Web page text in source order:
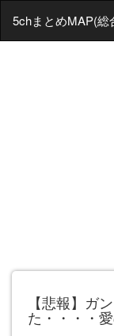
5chまとめMAP(総
【悲報】ガ
た・・・・